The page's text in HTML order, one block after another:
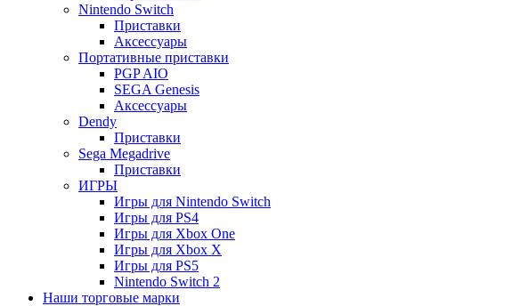
Nintendo Switch
Приставки
Аксессуары
Портативные приставки
PGP AIO
SEGA Genesis
Аксессуары
Dendy
Приставки
Sega Megadrive
Приставки
ИГРЫ
Игры для Nintendo Switch
Игры для PS4
Игры для Xbox One
Игры для Xbox X
Игры для PS5
Nintendo Switch 2
Наши торговые марки